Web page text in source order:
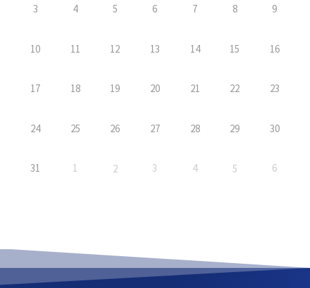
3 4 5 6 7 8 9
10 11 12 13 14 15 16
17 18 19 20 21 22 23
24 25 26 27 28 29 30
31 1 2 3 4 5 6